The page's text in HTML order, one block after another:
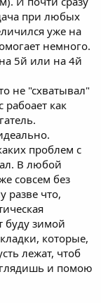
при любых
уже на
немного.
5й или на 4й
не "схватывал"
рабоает как
проблем с
В любой
совсем без
разве что,
буду зимой
которые,
лежат, чтоб
глядишь и помою